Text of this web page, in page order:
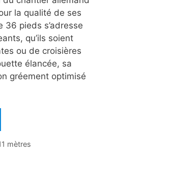
la qualité de ses
36 pieds s’adresse
qu’ils soient
ou de croisières
élancée, sa
gréement optimisé
mètres